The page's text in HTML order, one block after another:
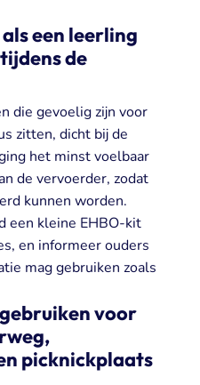
een leerling
de
die gevoelig zijn voor
zitten, dicht bij de
het minst voelbaar
de vervoerder, zodat
kunnen worden.
een kleine EHBO-kit
en informeer ouders
mag gebruiken zoals
voor
picknickplaats